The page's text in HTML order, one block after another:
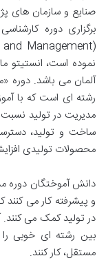
صنایع و سازمان های
برگزاری دوره
آلمان می باشد. دوره
رشته‌ ای است که با
مدیریت در تولید
ساخت و تولید،
محصولات تولیدی
دانش آموختگان دوره
و پیشرفته کار می­ کنند
در تولید کمک می کنند.
بین رشته ای خوبی
مستقل، کار کنند.